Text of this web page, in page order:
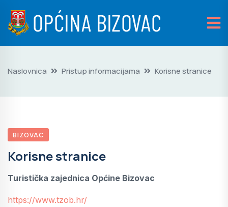
Naslovnica Pristup informacijama Korisne stranice
BIZOVAC
Korisne stranice
Turistička zajednica Općine Bizovac
https://www.tzob.hr/